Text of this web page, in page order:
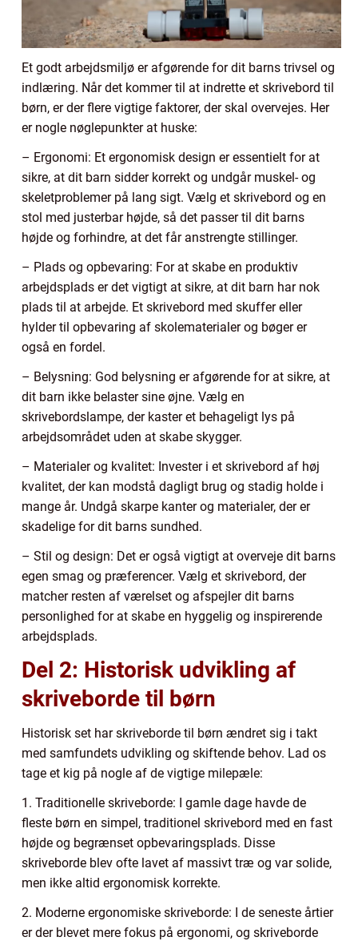
Et godt arbejdsmiljø er afgørende for dit barns trivsel og
indlæring. Når det kommer til at indrette et skrivebord til
børn, er der flere vigtige faktorer, der skal overvejes. Her
er nogle nøglepunkter at huske:
– Ergonomi: Et ergonomisk design er essentielt for at
sikre, at dit barn sidder korrekt og undgår muskel- og
skeletproblemer på lang sigt. Vælg et skrivebord og en
stol med justerbar højde, så det passer til dit barns
højde og forhindre, at det får anstrengte stillinger.
– Plads og opbevaring: For at skabe en produktiv
arbejdsplads er det vigtigt at sikre, at dit barn har nok
plads til at arbejde. Et skrivebord med skuffer eller
hylder til opbevaring af skolematerialer og bøger er
også en fordel.
– Belysning: God belysning er afgørende for at sikre, at
dit barn ikke belaster sine øjne. Vælg en
skrivebordslampe, der kaster et behageligt lys på
arbejdsområdet uden at skabe skygger.
– Materialer og kvalitet: Invester i et skrivebord af høj
kvalitet, der kan modstå dagligt brug og stadig holde i
mange år. Undgå skarpe kanter og materialer, der er
skadelige for dit barns sundhed.
– Stil og design: Det er også vigtigt at overveje dit barns
egen smag og præferencer. Vælg et skrivebord, der
matcher resten af værelset og afspejler dit barns
personlighed for at skabe en hyggelig og inspirerende
arbejdsplads.
Del 2: Historisk udvikling af
skriveborde til børn
Historisk set har skriveborde til børn ændret sig i takt
med samfundets udvikling og skiftende behov. Lad os
tage et kig på nogle af de vigtige milepæle:
1. Traditionelle skriveborde: I gamle dage havde de
fleste børn en simpel, traditionel skrivebord med en fast
højde og begrænset opbevaringsplads. Disse
skriveborde blev ofte lavet af massivt træ og var solide,
men ikke altid ergonomisk korrekte.
2. Moderne ergonomiske skriveborde: I de seneste årtier
er der blevet mere fokus på ergonomi, og skriveborde